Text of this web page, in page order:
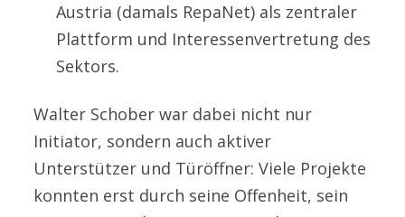
Austria (damals RepaNet) als zentraler
Plattform und Interessenvertretung des
Sektors.
Walter Schober war dabei nicht nur
Initiator, sondern auch aktiver
Unterstützer und Türöffner: Viele Projekte
konnten erst durch seine Offenheit, sein